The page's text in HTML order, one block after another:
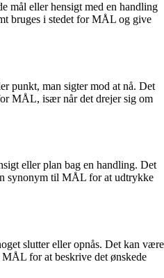
mål eller hensigt med en handling
bruges i stedet for MÅL og give
punkt, man sigter mod at nå. Det
MÅL, især når det drejer sig om
eller plan bag en handling. Det
synonym til MÅL for at udtrykke
slutter eller opnås. Det kan være
MÅL for at beskrive det ønskede